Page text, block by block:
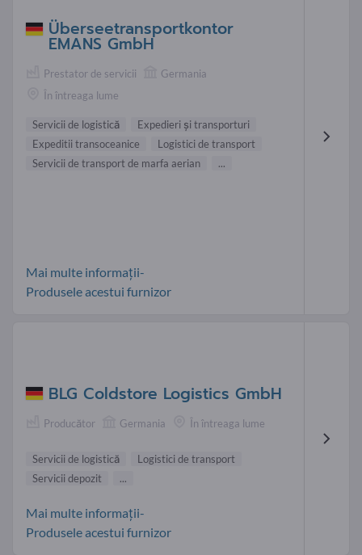
Überseetransportkontor
EMANS GmbH
Prestator de servicii
Germania
În întreaga lume
Servicii de logistică
Expedieri şi transporturi
Expeditii transoceanice
Logistici de transport
Servicii de transport de marfa aerian
...
Mai multe informații-
Produsele acestui furnizor
BLG Coldstore Logistics GmbH
Producător Germania În întreaga lume
Servicii de logistică
Logistici de transport
Servicii depozit
...
Mai multe informații-
Produsele acestui furnizor